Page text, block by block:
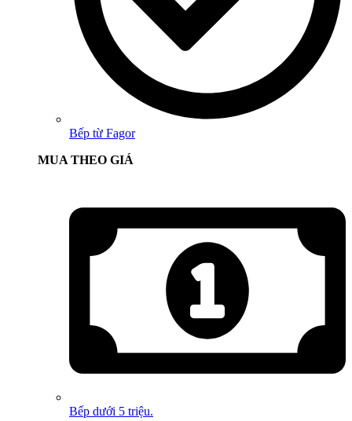
Bếp từ Fagor
MUA THEO GIÁ
Bếp dưới 5 triệu.